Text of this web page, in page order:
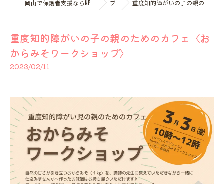
ブログ 重度知的障がいの子の親のためのカフェ〈おからみそワークショップ〉
重度知的障がいの子の親のためのカフェ〈お
からみそワークショップ〉
2023/02/11